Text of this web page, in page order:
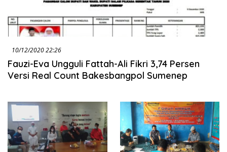
10/12/2020 22:26
Fauzi-Eva Ungguli Fattah-Ali Fikri 3,74 Persen
Versi Real Count Bakesbangpol Sumenep